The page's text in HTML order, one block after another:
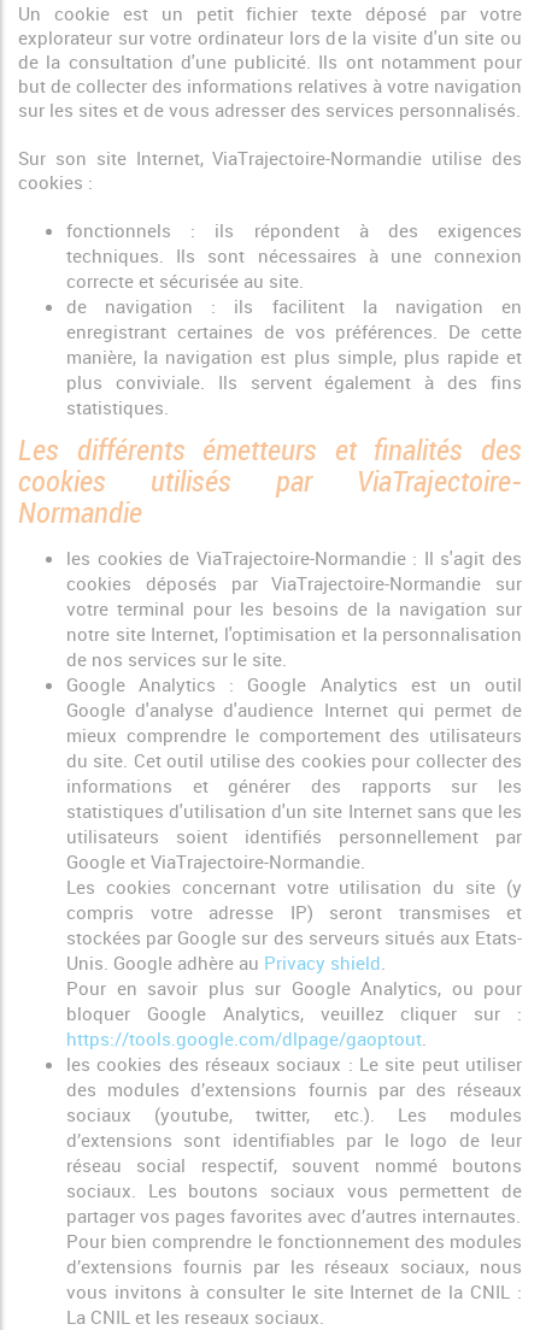
Un cookie est un petit fichier texte déposé par votre
explorateur sur votre ordinateur lors de la visite d'un site ou
de la consultation d'une publicité. Ils ont notamment pour
but de collecter des informations relatives à votre navigation
sur les sites et de vous adresser des services personnalisés.
Sur son site Internet, ViaTrajectoire-Normandie utilise des
cookies :
fonctionnels : ils répondent à des exigences
techniques. Ils sont nécessaires à une connexion
correcte et sécurisée au site.
de navigation : ils facilitent la navigation en
enregistrant certaines de vos préférences. De cette
manière, la navigation est plus simple, plus rapide et
plus conviviale. Ils servent également à des fins
statistiques.
Les différents émetteurs et finalités des
cookies utilisés par ViaTrajectoire-
Normandie
les cookies de ViaTrajectoire-Normandie : Il s'agit des
cookies déposés par ViaTrajectoire-Normandie sur
votre terminal pour les besoins de la navigation sur
notre site Internet, l'optimisation et la personnalisation
de nos services sur le site.
Google Analytics : Google Analytics est un outil
Google d'analyse d'audience Internet qui permet de
mieux comprendre le comportement des utilisateurs
du site. Cet outil utilise des cookies pour collecter des
informations et générer des rapports sur les
statistiques d'utilisation d'un site Internet sans que les
utilisateurs soient identifiés personnellement par
Google et ViaTrajectoire-Normandie.
Les cookies concernant votre utilisation du site (y
compris votre adresse IP) seront transmises et
stockées par Google sur des serveurs situés aux Etats-
Unis. Google adhère au Privacy shield.
Pour en savoir plus sur Google Analytics, ou pour
bloquer Google Analytics, veuillez cliquer sur :
https://tools.google.com/dlpage/gaoptout.
les cookies des réseaux sociaux : Le site peut utiliser
des modules d’extensions fournis par des réseaux
sociaux (youtube, twitter, etc.). Les modules
d’extensions sont identifiables par le logo de leur
réseau social respectif, souvent nommé boutons
sociaux. Les boutons sociaux vous permettent de
partager vos pages favorites avec d’autres internautes.
Pour bien comprendre le fonctionnement des modules
d’extensions fournis par les réseaux sociaux, nous
vous invitons à consulter le site Internet de la CNIL :
La CNIL et les reseaux sociaux.